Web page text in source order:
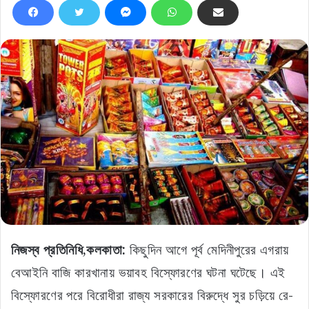
নিজস্ব প্রতিনিধি,কলকাতা: কিছুদিন আগে পূর্ব মেদিনীপুরের এগরায়
বেআইনি বাজি কারখানায় ভয়াবহ বিস্ফোরণের ঘটনা ঘটেছে। এই
বিস্ফোরণের পরে বিরোধীরা রাজ্য সরকারের বিরুদ্ধে সুর চড়িয়ে রে-